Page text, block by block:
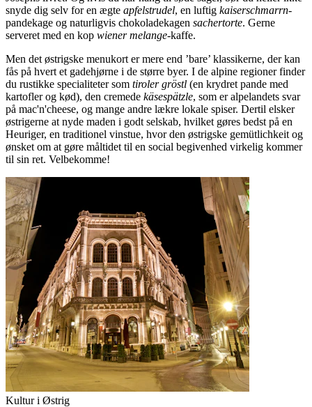
snyde dig selv for en ægte apfelstrudel, en luftig kaiserschmarrn-
pandekage og naturligvis chokoladekagen sachertorte. Gerne
serveret med en kop wiener melange-kaffe.
Men det østrigske menukort er mere end ’bare’ klassikerne, der kan
fås på hvert et gadehjørne i de større byer. I de alpine regioner finder
du rustikke specialiteter som tiroler gröstl (en krydret pande med
kartofler og kød), den cremede käsespätzle, som er alpelandets svar
på mac'n'cheese, og mange andre lækre lokale spiser. Dertil elsker
østrigerne at nyde maden i godt selskab, hvilket gøres bedst på en
Heuriger, en traditionel vinstue, hvor den østrigske gemütlichkeit og
ønsket om at gøre måltidet til en social begivenhed virkelig kommer
til sin ret. Velbekomme!
Kultur i Østrig